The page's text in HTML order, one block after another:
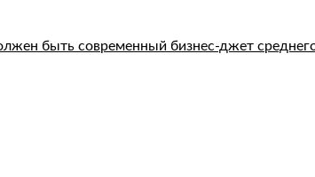
быть современный бизнес-джет